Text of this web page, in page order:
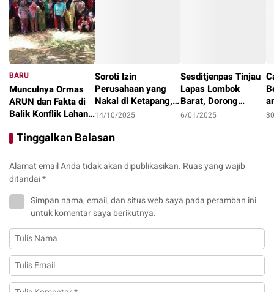
BARU
Munculnya Ormas
ARUN dan Fakta di
Balik Konflik Lahan
Soroti Izin
Perusahaan yang
Nakal di Ketapang,
LAKI : Lahan Jadi
Tanggung Jawab?
14/10/2025
Sesditjenpas Tinjau
Lapas Lombok
Barat, Dorong
Optimalisasi
6/01/2025
Tinggalkan Balasan
Alamat email Anda tidak akan dipublikasikan. Ruas yang wajib
ditandai*
Simpan nama, email, dan situs web saya pada peramban ini
untuk komentar saya berikutnya.